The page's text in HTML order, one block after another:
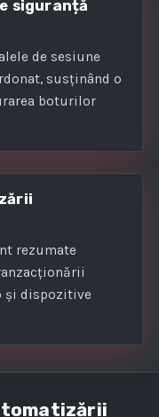
siguranță
de sesiune
susținând o
boturilor
rezumate
și dispozitive